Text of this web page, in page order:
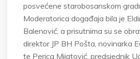
posvećene starobosanskom
Moderatorica događaja bila je
Balenović, a prisutnima su se
direktor JP BH Pošta, novinarka
te Perica Mijatović, predsjednik